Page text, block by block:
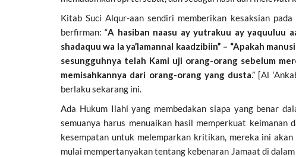
Kitab Suci Alqur-aan sendiri memberikan kesaksian
berfirman: “A hasiban naasu ay yutrakuu ay yaquuluu
shadaquu wa la ya’lamannal kaadzibiin” – “Apakah
sesungguhnya telah Kami uji orang-orang sebelum
memisahkannya dari orang-orang yang dusta.” [Al
berlaku sekarang ini.
Ada Hukum Ilahi yang membedakan siapa yang benar
semuanya harus menuaikan hasil memperkuat
kesempatan untuk melemparkan kritikan, mereka ini
mulai mempertanyakan tentang kebenaran Jamaat di